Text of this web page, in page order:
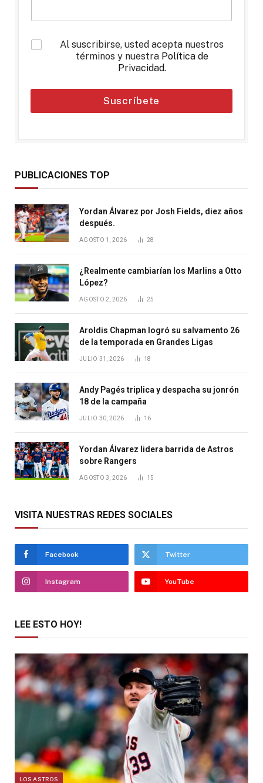
*
Al suscribirse, usted acepta nuestros
términos y nuestra Política de
Privacidad.
Suscríbete
PUBLICACIONES TOP
Yordan Álvarez por Josh Fields, diez años
después.
AGOSTO 1, 2026 28
¿Realmente cambiarían los Marlins a Otto
López?
AGOSTO 2, 2026 25
Aroldis Chapman logró su salvamento 26
de la temporada en Grandes Ligas
JULIO 31, 2026 18
Andy Pagés triplica y despacha su jonrón
18 de la campaña
JULIO 30, 2026 16
Yordan Álvarez lidera barrida de Astros
sobre Rangers
AGOSTO 3, 2026 15
VISITA NUESTRAS REDES SOCIALES
Facebook Twitter
Instagram YouTube
LEE ESTO HOY!
LOS ASTROS